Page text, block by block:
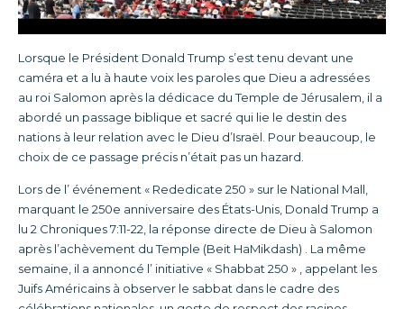
Lorsque le Président Donald Trump s’est tenu devant une
caméra et a lu à haute voix les paroles que Dieu a adressées
au roi Salomon après la dédicace du Temple de Jérusalem, il a
abordé un passage biblique et sacré qui lie le destin des
nations à leur relation avec le Dieu d’Israël. Pour beaucoup, le
choix de ce passage précis n’était pas un hazard.
Lors de l’ événement « Rededicate 250 » sur le National Mall,
marquant le 250e anniversaire des États-Unis, Donald Trump a
lu 2 Chroniques 7:11-22, la réponse directe de Dieu à Salomon
après l’achèvement du Temple (Beit HaMikdash) . La même
semaine, il a annoncé l’ initiative « Shabbat 250 » , appelant les
Juifs Américains à observer le sabbat dans le cadre des